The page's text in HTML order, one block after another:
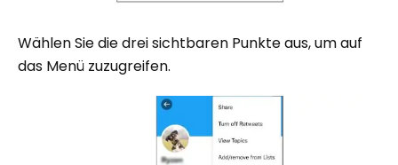
Wählen Sie die drei sichtbaren Punkte aus, um auf
das Menü zuzugreifen.